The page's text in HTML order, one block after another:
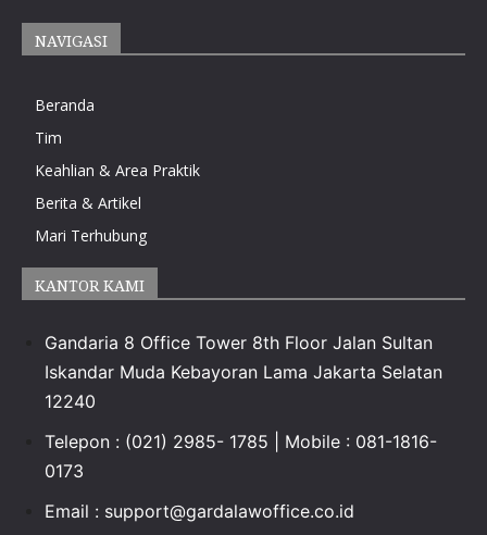
NAVIGASI
Beranda
Tim
Keahlian & Area Praktik
Berita & Artikel
Mari Terhubung
KANTOR KAMI
Gandaria 8 Office Tower 8th Floor Jalan Sultan
Iskandar Muda Kebayoran Lama Jakarta Selatan
12240
Telepon : (021) 2985- 1785 | Mobile : 081-1816-
0173
Email : support@gardalawoffice.co.id